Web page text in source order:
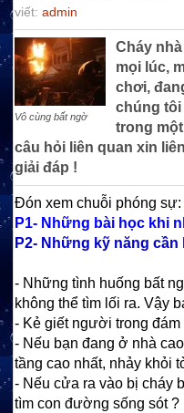
viết: admin
Vô cùng bất ngờ
Cháy
mọi lúc,
chơi,
chúng tôi
trong
câu hỏi liên quan xin
giải đáp !
Đón xem chuỗi phóng sự:
P1- Những bài học khi
P2- Những kỹ năng
- Những tình huống bất
không thể tìm lối ra. Vậy
- Kẻ giết người trong
- Nếu bạn đang ở nhà
tầng cao nhất, nhảy khỏi
- Nếu cửa ra vào bị cháy
tìm con đường sống sót ?